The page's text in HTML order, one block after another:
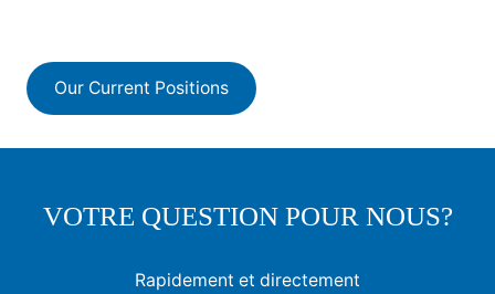
Our Current Positions
VOTRE QUESTION POUR NOUS?
Rapidement et directement